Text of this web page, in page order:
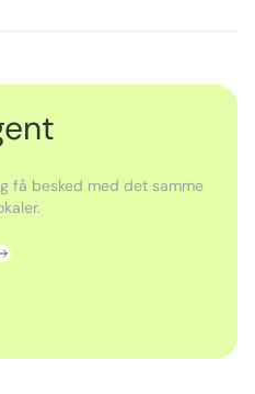
få besked med det samme